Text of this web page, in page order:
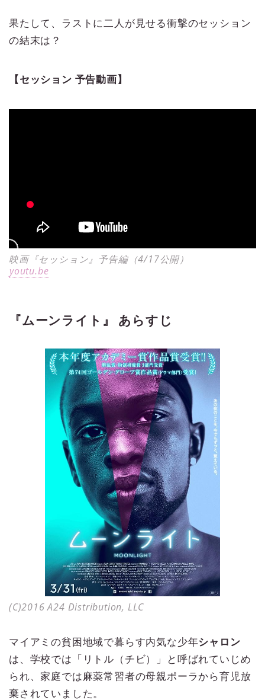
果たして、ラストに二人が見せる衝撃のセッション
の結末は？
【セッション 予告動画】
映画『セッション』予告編（4/17公開）
youtu.be
『ムーンライト』 あらすじ
(C)2016 A24 Distribution, LLC
マイアミの貧困地域で暮らす内気な少年シャロン
は、学校では「リトル（チビ）」と呼ばれていじめ
られ、家庭では麻薬常習者の母親ポーラから育児放
棄されていました。